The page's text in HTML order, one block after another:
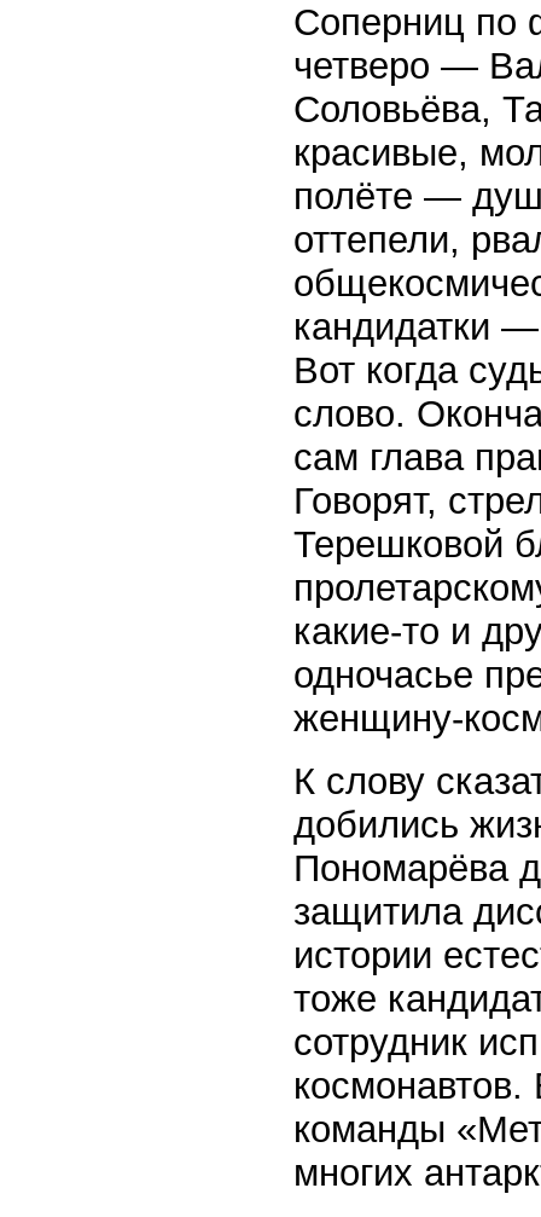
Соперниц по
четверо —
Соловьёва,
красивые,
полёте —
оттепели,
кандидатки
Вот когда
слово.
сам глава
Говорят,
Терешковой
какие-то и
одночасье
женщину-
К слову
добились
Пономарёва
защитила
истории
тоже
сотрудник
команды
многих